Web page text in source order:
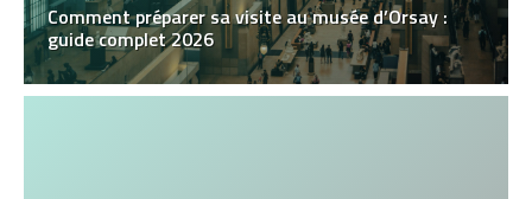
Comment préparer sa visite au musée d’Orsay :
guide complet 2026